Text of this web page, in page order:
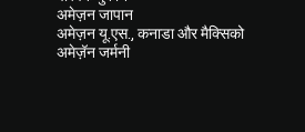
अमेज़न जापान
अमेज़न यू.एस., कनाडा और मैक्सिको
अमेज़ॅन जर्मनी